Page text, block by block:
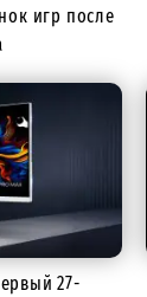
игр после
27-